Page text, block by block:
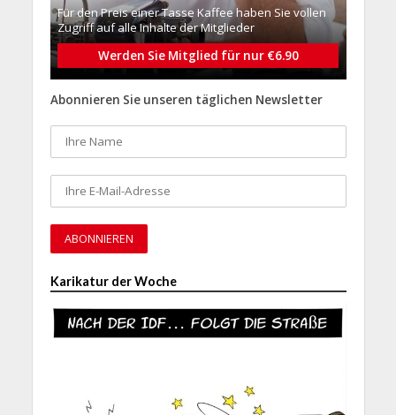
Für den Preis einer Tasse Kaffee haben Sie vollen
Zugriff auf alle Inhalte der Mitglieder
Werden Sie Mitglied für nur €6.90
Abonnieren Sie unseren täglichen Newsletter
Karikatur der Woche